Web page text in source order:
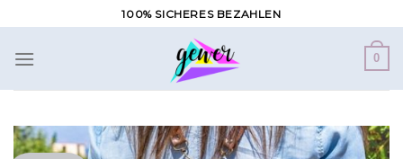
Inhalt
springen
100% SICHERES BEZAHLEN
0